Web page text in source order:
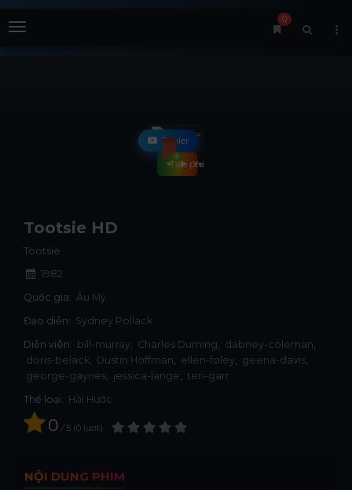
Menu
0
Trailer
Xem phim
Tập phim
Tootsie HD
Tootsie
1982
Quốc gia: Âu Mỹ
Đạo diễn: Sydney Pollack
Diễn viên: bill-murray Charles Durning
dabney-coleman
doris-belack
Dustin Hoffman ellen-foley
geena-davis
george-gaynes
jessica-lange
teri-garr
Thể loại: Hài Hước
0 / 5 0 lượt
NỘI DUNG PHIM